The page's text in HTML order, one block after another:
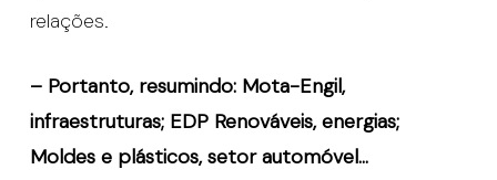
relações.
– Portanto, resumindo: Mota-Engil,
infraestruturas; EDP Renováveis, energias;
Moldes e plásticos, setor automóvel…